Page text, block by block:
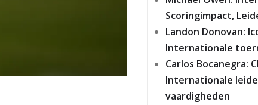
Scoringimpact,
Landon Donovan:
Internationale
Carlos Bocanegra:
Internationale
vaardigheden